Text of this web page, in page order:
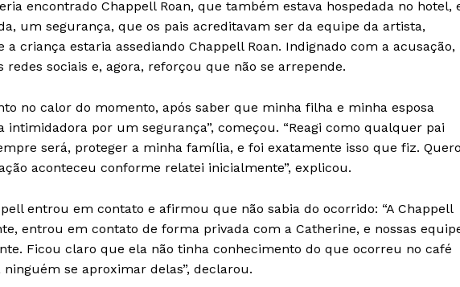
encontrado Chappell Roan, que também estava hospedada no hotel,
um segurança, que os pais acreditavam ser da equipe da artista,
criança estaria assediando Chappell Roan. Indignado com a acusação,
sociais e, agora, reforçou que não se arrepende.
no calor do momento, após saber que minha filha e minha esposa
intimidadora por um segurança”, começou. “Reagi como qualquer pai
será, proteger a minha família, e foi exatamente isso que fiz. Quero
aconteceu conforme relatei inicialmente”, explicou.
entrou em contato e afirmou que não sabia do ocorrido: “A Chappell
entrou em contato de forma privada com a Catherine, e nossas
Ficou claro que ela não tinha conhecimento do que ocorreu no café
se aproximar delas”, declarou.